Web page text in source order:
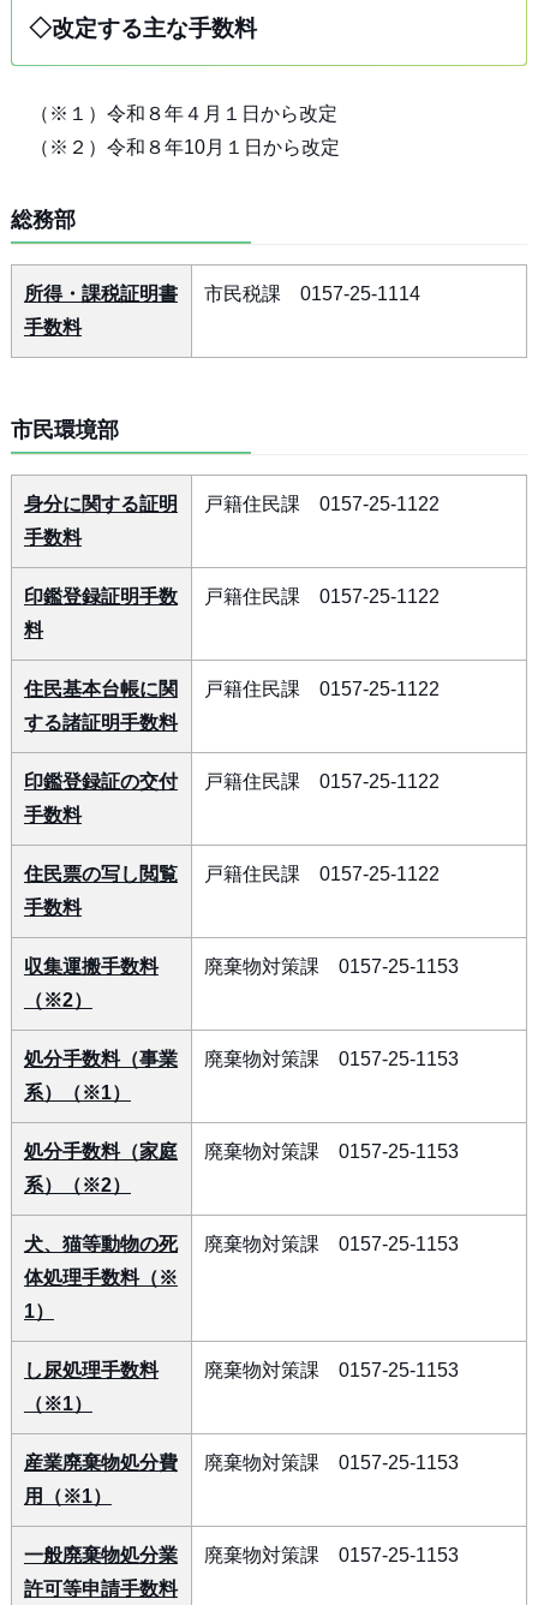
◇改定する主な手数料
（※１）令和８年４月１日から改定
（※２）令和８年10月１日から改定
総務部
所得・課税証明書
手数料
市民税課 0157-25-1114
市民環境部
身分に関する証明
手数料
戸籍住民課 0157-25-1122
印鑑登録証明手数
料
戸籍住民課 0157-25-1122
住民基本台帳に関
する諸証明手数料
戸籍住民課 0157-25-1122
印鑑登録証の交付
手数料
戸籍住民課 0157-25-1122
住民票の写し閲覧
手数料
戸籍住民課 0157-25-1122
収集運搬手数料
（※2）
廃棄物対策課 0157-25-1153
処分手数料（事業
系）（※1）
廃棄物対策課 0157-25-1153
処分手数料（家庭
系）（※2）
廃棄物対策課 0157-25-1153
犬、猫等動物の死
体処理手数料（※
1）
廃棄物対策課 0157-25-1153
し尿処理手数料
（※1）
廃棄物対策課 0157-25-1153
産業廃棄物処分費
用（※1）
廃棄物対策課 0157-25-1153
一般廃棄物処分業
許可等申請手数料
廃棄物対策課 0157-25-1153